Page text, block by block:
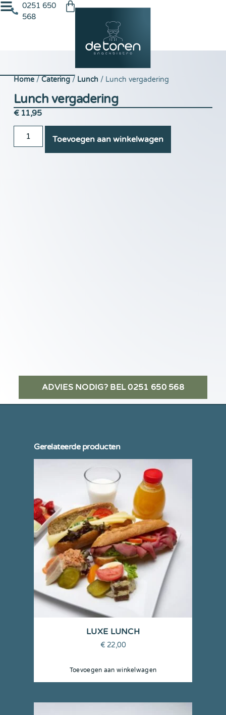
0251 650
568
Home/ Catering/ Lunch / Lunch vergadering
Lunch vergadering
€11,95
Toevoegen aan winkelwagen
ADVIES NODIG? BEL 0251 650 568
Gerelateerde producten
LUXE LUNCH
€ 22,00
Toevoegen aan winkelwagen